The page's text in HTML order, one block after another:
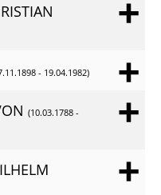
- 19.04.1982)
(10.03.1788 -